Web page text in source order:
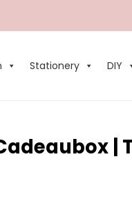
Stationery DIY
|